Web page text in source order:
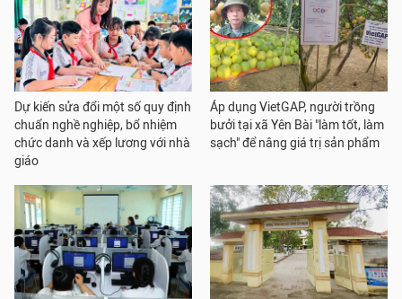
Dự kiến sửa đổi một số quy định
chuẩn nghề nghiệp, bổ nhiệm
chức danh và xếp lương với nhà
giáo
Áp dụng VietGAP, người trồng
bưởi tại xã Yên Bài "làm tốt, làm
sạch" để nâng giá trị sản phẩm